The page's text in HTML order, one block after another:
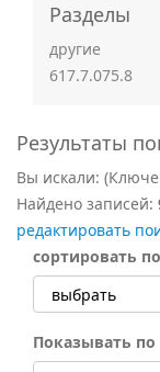
Разделы
другие
617.7.075.8
Результаты
Вы искали:
Найдено записей:
редактировать
сортировать по
Показывать по